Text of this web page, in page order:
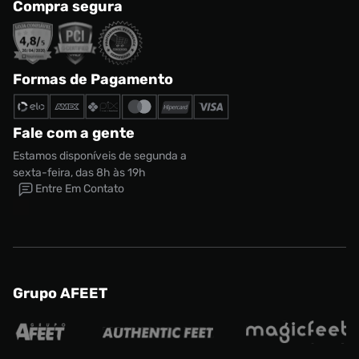
Compra segura
Formas de Pagamento
Fale com a gente
Estamos disponíveis de segunda a
sexta-feira, das 8h às 19h
Entre Em Contato
Grupo AFEET